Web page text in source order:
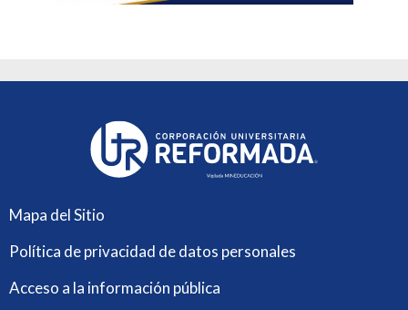
Mapa del Sitio
Política de privacidad de datos personales
Acceso a la información pública